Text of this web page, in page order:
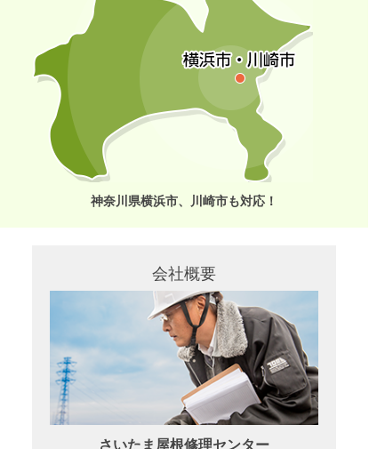
神奈川県横浜市、川崎市も対応！
会社概要
さいたま屋根修理センター